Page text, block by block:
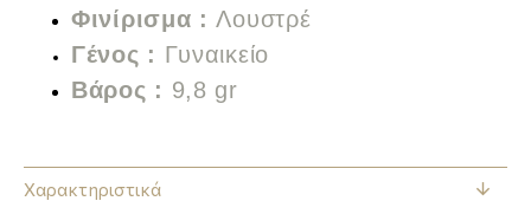
Φινίρισμα : Λουστρέ
Γένος : Γυναικείο
Βάρος : 9,8 gr
Χαρακτηριστικά